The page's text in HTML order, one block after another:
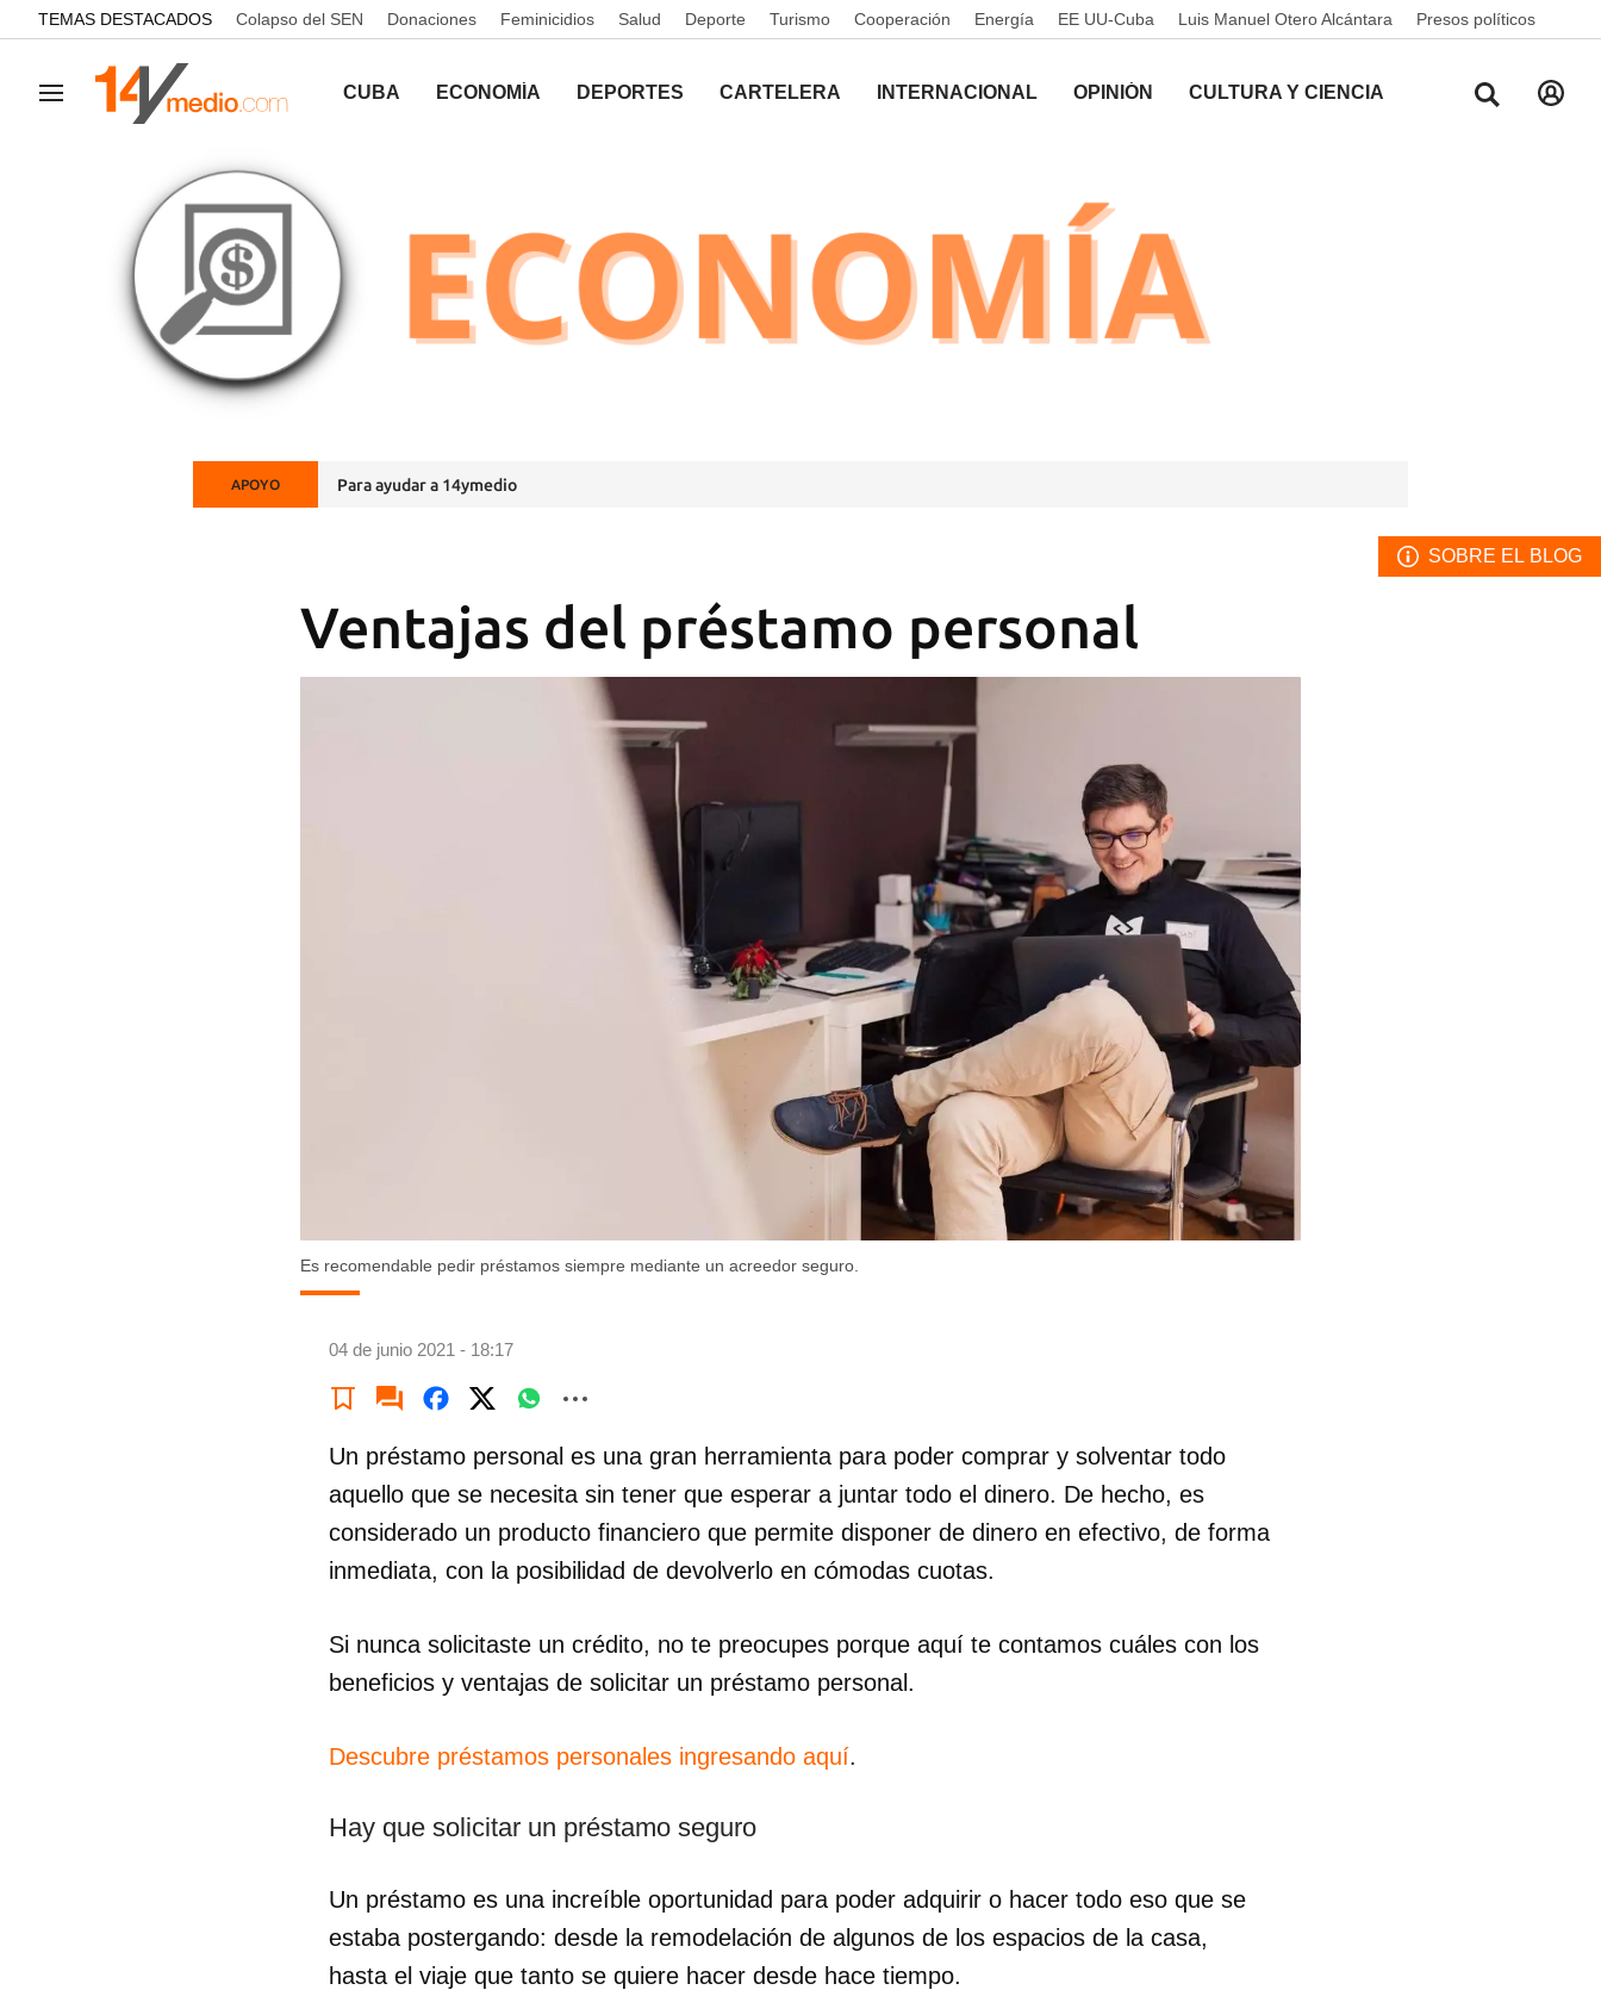
common.go-to-content
TEMAS DESTACADOS Colapso del SEN Donaciones Feminicidios Salud Deporte Turismo Cooperación Energía EE UU-Cuba Luis Manuel Otero Alcántara Presos políticos
Navegación CUBA ECONOMÍA DEPORTES CARTELERA INTERNACIONAL OPINIÓN CULTURA Y CIENCIA
APOYO Para ayudar a 14ymedio
SOBRE EL BLOG
Ventajas del préstamo personal
Es recomendable pedir préstamos siempre mediante un acreedor seguro.
04 de junio 2021 - 18:17
Un préstamo personal es una gran herramienta para poder comprar y solventar todo
aquello que se necesita sin tener que esperar a juntar todo el dinero. De hecho, es
considerado un producto financiero que permite disponer de dinero en efectivo, de forma
inmediata, con la posibilidad de devolverlo en cómodas cuotas.
Si nunca solicitaste un crédito, no te preocupes porque aquí te contamos cuáles con los
beneficios y ventajas de solicitar un préstamo personal.
Descubre préstamos personales ingresando aquí.
Hay que solicitar un préstamo seguro
Un préstamo es una increíble oportunidad para poder adquirir o hacer todo eso que se
estaba postergando: desde la remodelación de algunos de los espacios de la casa,
hasta el viaje que tanto se quiere hacer desde hace tiempo.